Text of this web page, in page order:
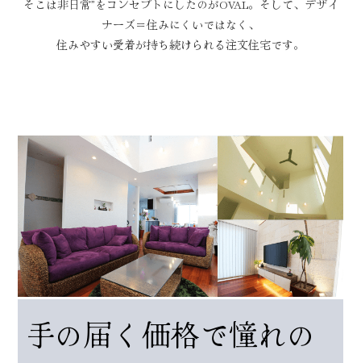
そこは非日常”をコンセプトにしたのがOVAL。そして、デザイ
ナーズ＝住みにくいではなく、
住みやすい愛着が持ち続けられる注文住宅です。
手の届く価格で憧れの